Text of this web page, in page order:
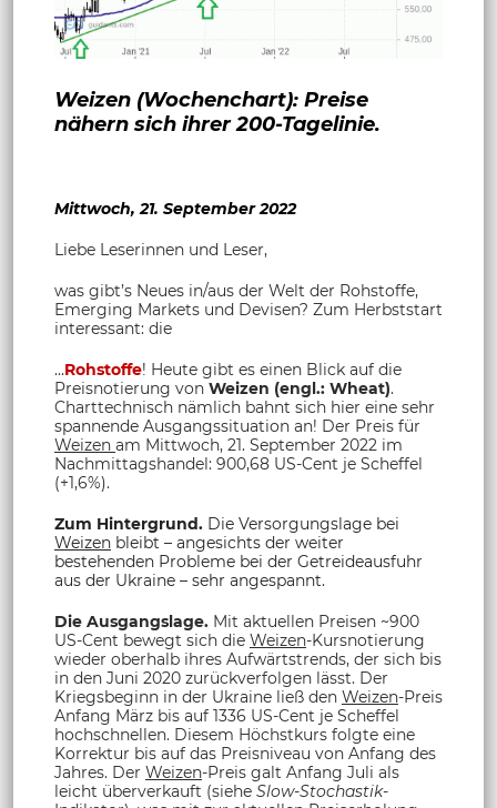
Weizen (Wochenchart): Preise
nähern sich ihrer 200-Tagelinie.
Mittwoch, 21. September 2022
Liebe Leserinnen und Leser,
was gibt’s Neues in/aus der Welt der Rohstoffe,
Emerging Markets und Devisen? Zum Herbststart
interessant: die
...Rohstoffe! Heute gibt es einen Blick auf die
Preisnotierung von Weizen (engl.: Wheat).
Charttechnisch nämlich bahnt sich hier eine sehr
spannende Ausgangssituation an! Der Preis für
Weizen am Mittwoch, 21. September 2022 im
Nachmittagshandel: 900,68 US-Cent je Scheffel
(+1,6%).
Zum Hintergrund. Die Versorgungslage bei
Weizen bleibt – angesichts der weiter
bestehenden Probleme bei der Getreideausfuhr
aus der Ukraine – sehr angespannt.
Die Ausgangslage. Mit aktuellen Preisen ~900
US-Cent bewegt sich die Weizen-Kursnotierung
wieder oberhalb ihres Aufwärtstrends, der sich bis
in den Juni 2020 zurückverfolgen lässt. Der
Kriegsbeginn in der Ukraine ließ den Weizen-Preis
Anfang März bis auf 1336 US-Cent je Scheffel
hochschnellen. Diesem Höchstkurs folgte eine
Korrektur bis auf das Preisniveau von Anfang des
Jahres. Der Weizen-Preis galt Anfang Juli als
leicht überverkauft (siehe Slow-Stochastik-